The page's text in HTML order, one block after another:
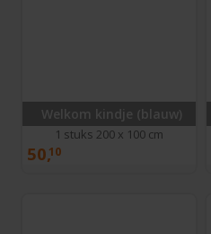
Welkom kindje (blauw)
1 stuks 200 x 100 cm
50,10